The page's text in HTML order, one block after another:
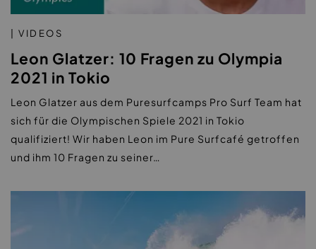
| VIDEOS
Leon Glatzer: 10 Fragen zu Olympia
2021 in Tokio
Leon Glatzer aus dem Puresurfcamps Pro Surf Team hat
sich für die Olympischen Spiele 2021 in Tokio
qualifiziert! Wir haben Leon im Pure Surfcafé getroffen
und ihm 10 Fragen zu seiner…